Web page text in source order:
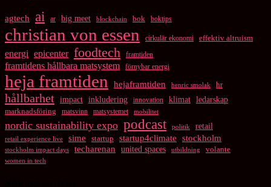
agtech ai ar big meet blockchain bok boktips
christian von essen cirkulär ekonomi effektiv altruism
energi epicenter foodtech framtiden
framtidens hållbara matsystem förnybar energi
heja framtiden hejaframtiden henric smolak hr
hållbarhet impact inkludering innovation klimat ledarskap
marknadsföring matsvinn matsystemet mobilitet
nordic sustainability expo podcast politik retail
retail experience live sime startup startup4climate stockholm
stockholm impact days techarenan united spaces utbildning volante
women in tech